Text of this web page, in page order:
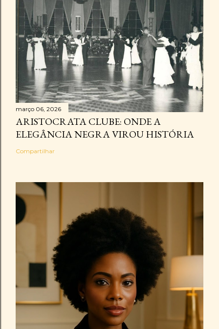
março 06, 2026
ARISTOCRATA CLUBE: ONDE A
ELEGÂNCIA NEGRA VIROU HISTÓRIA
Compartilhar